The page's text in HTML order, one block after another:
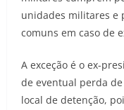
unidades militares e
comuns em caso de
A exceção é o ex-
de eventual perda
local de detenção,